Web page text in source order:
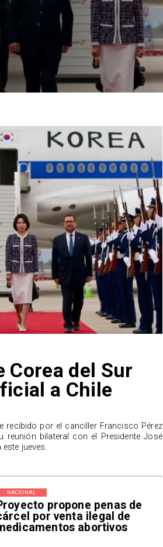
propone penas de
por venta ilegal de
abortivos
NACIONAL
Corea del Sur
a Chile
recibido por el canciller Francisco Pérez
reunión bilateral con el Presidente José
jueves.